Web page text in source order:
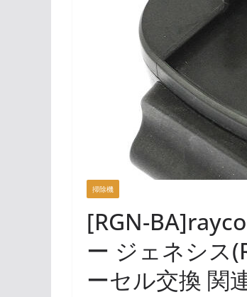
掃除機
[RGN-
ー ジェネシス
ーセル交換 関